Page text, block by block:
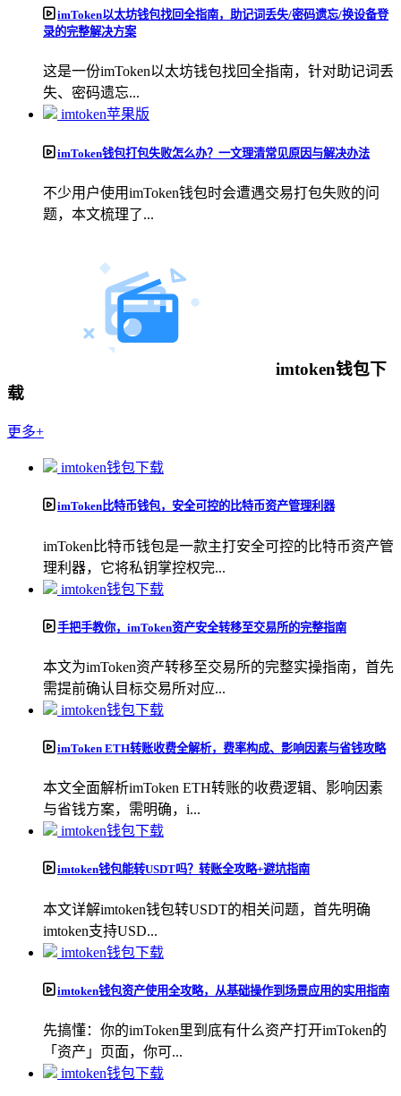
imToken以太坊钱包找回全指南，助记词丢失/密码遗忘/换设备登
录的完整解决方案
这是一份imToken以太坊钱包找回全指南，针对助记词丢
失、密码遗忘...
imtoken苹果版
imToken钱包打包失败怎么办？一文理清常见原因与解决办法
不少用户使用imToken钱包时会遭遇交易打包失败的问
题，本文梳理了...
imtoken钱包下
载
更多+
imtoken钱包下载
imToken比特币钱包，安全可控的比特币资产管理利器
imToken比特币钱包是一款主打安全可控的比特币资产管
理利器，它将私钥掌控权完...
imtoken钱包下载
手把手教你，imToken资产安全转移至交易所的完整指南
本文为imToken资产转移至交易所的完整实操指南，首先
需提前确认目标交易所对应...
imtoken钱包下载
imToken ETH转账收费全解析，费率构成、影响因素与省钱攻略
本文全面解析imToken ETH转账的收费逻辑、影响因素
与省钱方案，需明确，i...
imtoken钱包下载
imtoken钱包能转USDT吗？转账全攻略+避坑指南
本文详解imtoken钱包转USDT的相关问题，首先明确
imtoken支持USD...
imtoken钱包下载
imtoken钱包资产使用全攻略，从基础操作到场景应用的实用指南
先搞懂：你的imToken里到底有什么资产打开imToken的
「资产」页面，你可...
imtoken钱包下载